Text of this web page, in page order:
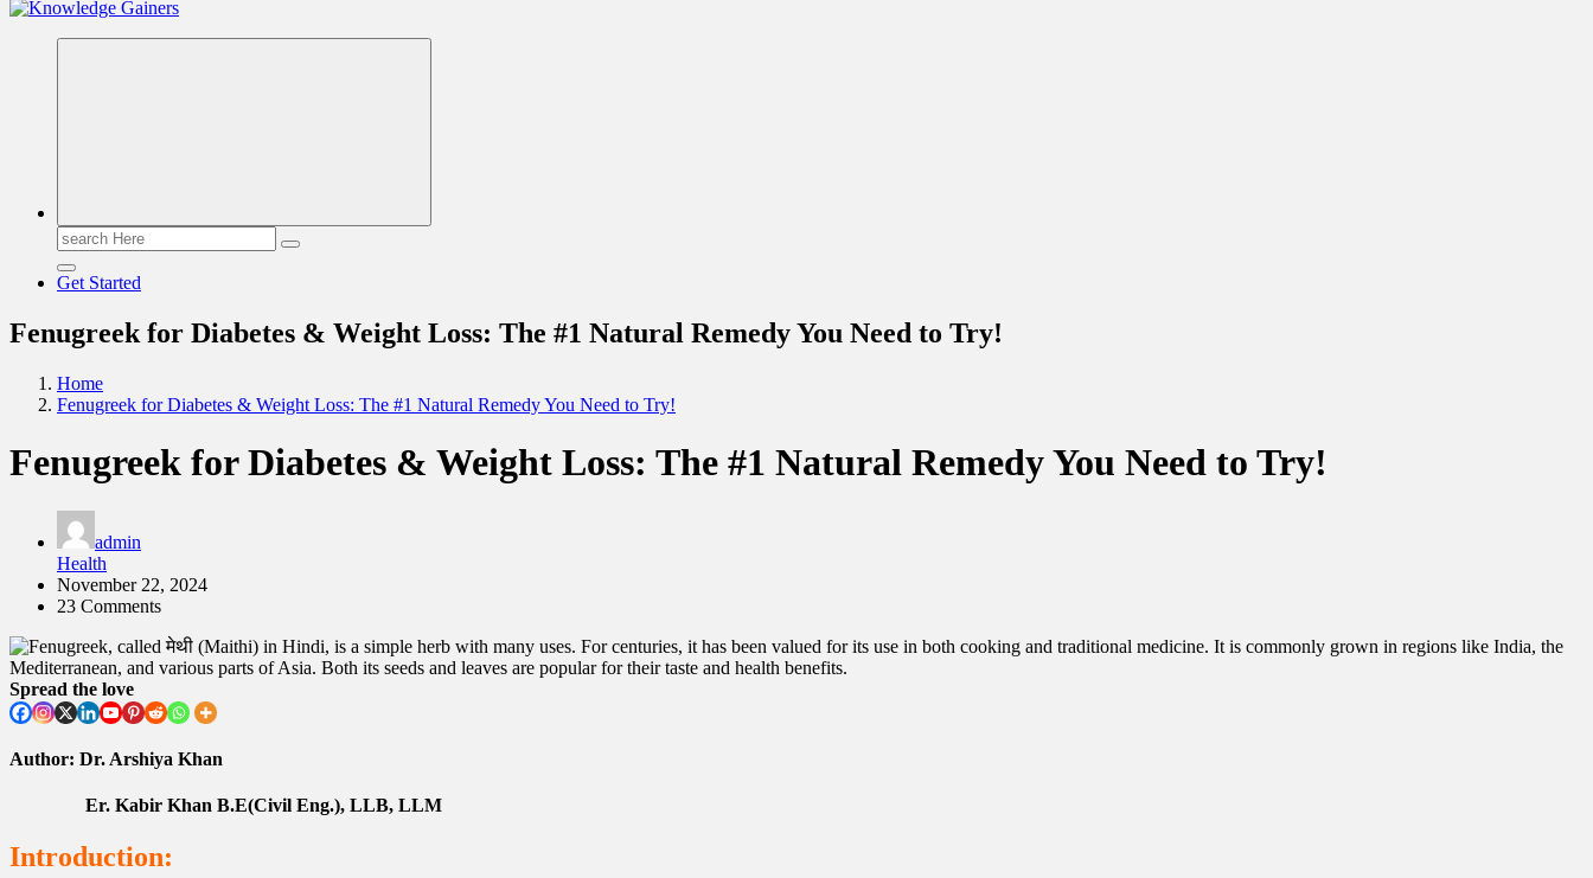
Read & Spread
Search
for:
Get Started
Fenugreek for Diabetes & Weight Loss: The #1 Natural Remedy You Need to Try!
Home
Fenugreek for Diabetes & Weight Loss: The #1 Natural Remedy You Need to Try!
Fenugreek for Diabetes & Weight Loss: The #1 Natural Remedy You Need to Try!
admin
Health
November 22, 2024
23 Comments
Spread the love
Author: Dr. Arshiya Khan
Er. Kabir Khan B.E(Civil Eng.), LLB, LLM
Introduction: